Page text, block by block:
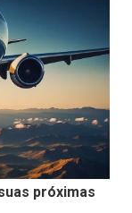
próximas